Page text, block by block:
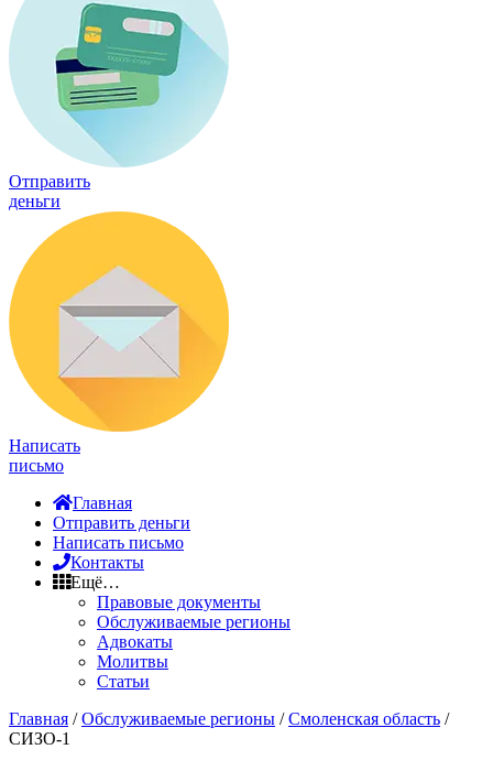
Отправить
деньги
Написать
письмо
Главная
Отправить деньги
Написать письмо
Контакты
Ещё…
Правовые документы
Обслуживаемые регионы
Адвокаты
Молитвы
Статьи
Главная /Обслуживаемые регионы /Смоленская область /
СИЗО-1